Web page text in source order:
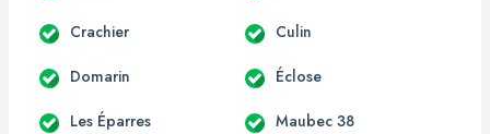
Crachier Culin
Domarin Éclose
Les Éparres Maubec 38